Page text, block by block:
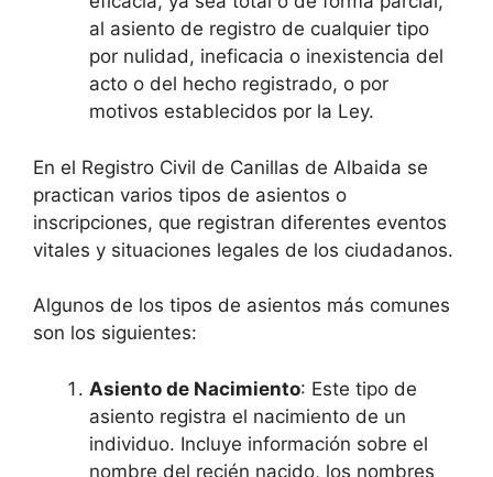
al asiento de registro de cualquier tipo
por nulidad, ineficacia o inexistencia del
acto o del hecho registrado, o por
motivos establecidos por la Ley.
En el Registro Civil de Canillas de Albaida se
practican varios tipos de asientos o
inscripciones, que registran diferentes eventos
vitales y situaciones legales de los ciudadanos.
Algunos de los tipos de asientos más comunes
son los siguientes:
Asiento de Nacimiento: Este tipo de
asiento registra el nacimiento de un
individuo. Incluye información sobre el
nombre del recién nacido, los nombres